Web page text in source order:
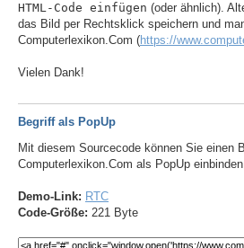
HTML-Code einfügen (oder ähnlich).
das Bild per Rechtsklick speichern und
Computerlexikon.Com (https://
Vielen Dank!
Begriff als PopUp
Mit diesem Sourcecode können Sie einen
Computerlexikon.Com als PopUp
Demo-Link: RTC
Code-Größe: 221 Byte